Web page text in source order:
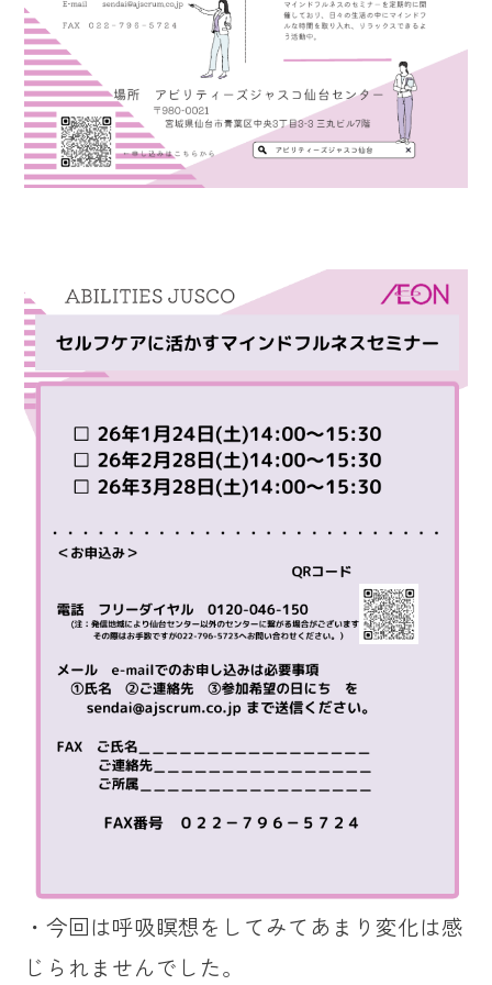
・今回は呼吸瞑想をしてみてあまり変化は感
じられませんでした。